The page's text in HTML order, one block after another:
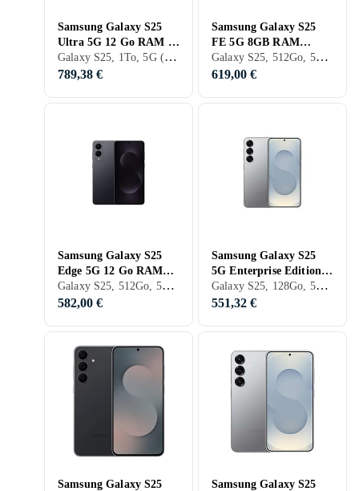
Samsung Galaxy S25
Ultra 5G 12 Go RAM 1
To
Galaxy S25, 1To, 5G (NR), 6.9 pouces, 12Go, 2025
789,38 €
Samsung Galaxy S25
FE 5G 8GB RAM
512GB
Galaxy S25, 512Go, 5G (NR), 6.7 pouces, 8Go, 2025
619,00 €
Samsung Galaxy S25
Edge 5G 12 Go RAM
512 Go
Galaxy S25, 512Go, 5G (NR), 6.7 pouces, 12Go, 2025
582,00 €
Samsung Galaxy S25
5G Enterprise Edition
12GB RAM 128GB
Galaxy S25, 128Go, 5G (NR), 6.2 pouces, 12Go, 2025
551,32 €
Samsung Galaxy S25
Samsung Galaxy S25